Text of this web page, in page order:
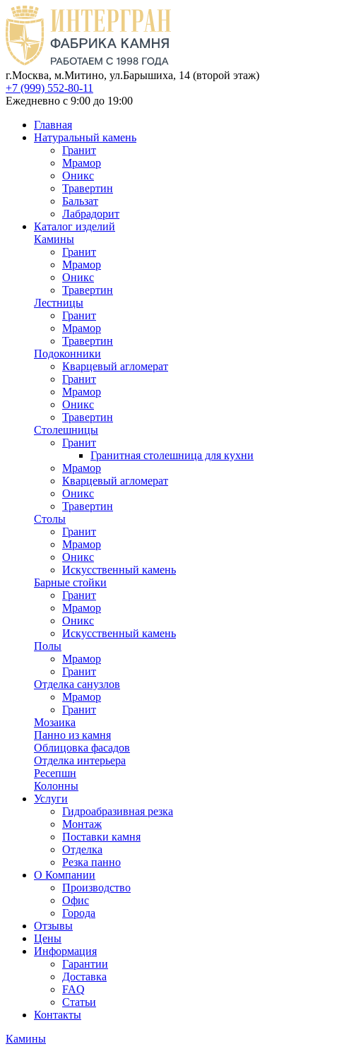
г.Москва, м.Митино, ул.Барышиха, 14 (второй этаж)
+7 (999) 552-80-11
Ежедневно с 9:00 до 19:00
Главная
Натуральный камень
Гранит
Мрамор
Оникс
Травертин
Бальзат
Лабрадорит
Каталог изделий
Камины
Гранит
Мрамор
Оникс
Травертин
Лестницы
Гранит
Мрамор
Травертин
Подоконники
Кварцевый агломерат
Гранит
Мрамор
Оникс
Травертин
Столешницы
Гранит
Гранитная столешница для кухни
Мрамор
Кварцевый агломерат
Оникс
Травертин
Столы
Гранит
Мрамор
Оникс
Искусственный камень
Барные стойки
Гранит
Мрамор
Оникс
Искусственный камень
Полы
Мрамор
Гранит
Отделка санузлов
Мрамор
Гранит
Мозаика
Панно из камня
Облицовка фасадов
Отделка интерьера
Ресепшн
Колонны
Услуги
Гидроабразивная резка
Монтаж
Поставки камня
Отделка
Резка панно
О Компании
Производство
Офис
Города
Отзывы
Цены
Информация
Гарантии
Доставка
FAQ
Статьи
Контакты
Камины